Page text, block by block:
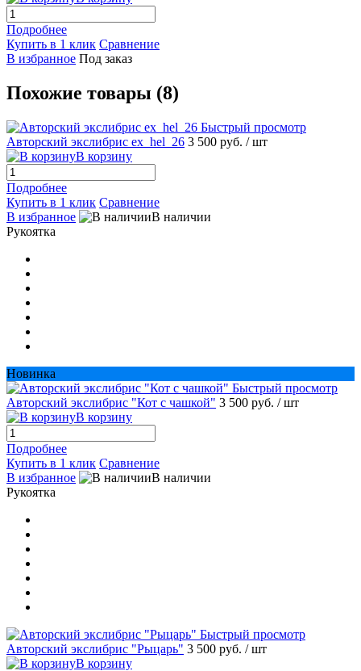
Подробнее
Купить в 1 клик Сравнение
В избранное Под заказ
Похожие товары (8)
Быстрый просмотр
Авторский экслибрис ex_hel_26 3 500 руб. / шт
В корзину
Подробнее
Купить в 1 клик Сравнение
В избранное
В наличии
Рукоятка
Новинка
Быстрый просмотр
Авторский экслибрис "Кот с чашкой" 3 500 руб. / шт
В корзину
Подробнее
Купить в 1 клик Сравнение
В избранное
В наличии
Рукоятка
Быстрый просмотр
Авторский экслибрис "Рыцарь" 3 500 руб. / шт
В корзину